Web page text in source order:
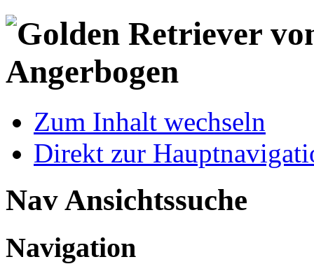
Zum Inhalt wechseln
Direkt zur
Nav Ansichtssuche
Navigation